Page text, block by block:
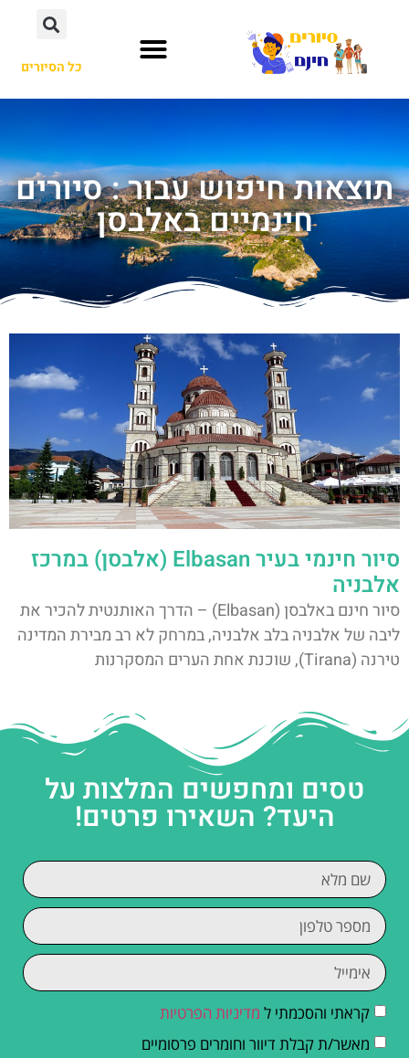
כל הסיורים
תוצאות חיפוש עבור : סיורים
חינמיים באלבסן
סיור חינמי בעיר Elbasan (אלבסן) במרכז
אלבניה
סיור חינם באלבסן (Elbasan) – הדרך האותנטית להכיר את
ליבה של אלבניה בלב אלבניה, במרחק לא רב מבירת המדינה
טירנה (Tirana), שוכנת אחת הערים המסקרנות
טסים ומחפשים המלצות על
היעד? השאירו פרטים!
קראתי והסכמתי ל מדיניות הפרטיות
מאשר/ת קבלת דיוור וחומרים פרסומיים